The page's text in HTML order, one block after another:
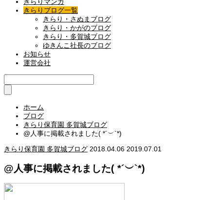
きらりブログ一覧
きらり・さぬまブログ
きらり・かがのブログ
きらり・多賀城ブログ
ゆきんこ社長のブログ
お知らせ
運営会社
ホーム
ブログ
きらり保育園 多賀城ブログ
@人事に掲載されました( *´︶`*)
きらり保育園 多賀城ブログ 2018.04.06 2019.07.01
@人事に掲載されました( *´︶`*)